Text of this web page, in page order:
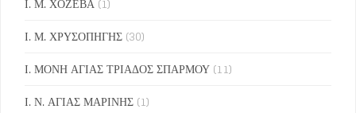
Ι. Μ. ΧΡΥΣΟΠΗΓΗΣ (30)
Ι. ΜΟΝΗ ΑΓΙΑΣ ΤΡΙΑΔΟΣ ΣΠΑΡΜΟΥ (11)
Ι. Ν. ΑΓΙΑΣ ΜΑΡΙΝΗΣ (1)